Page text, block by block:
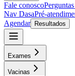
Fale conosco
Nav DasaPré-
Agendar
Resultados
Exames
Vacinas